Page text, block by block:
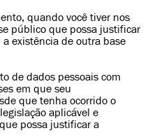
quando você tiver nos
público que possa justificar
existência de outra base
de dados pessoais com
em que seu
que tenha ocorrido o
aplicável e
possa justificar a